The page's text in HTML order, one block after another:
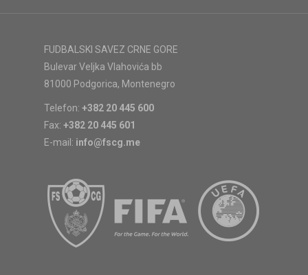
FUDBALSKI SAVEZ CRNE GORE
Bulevar Veljka Vlahovića bb
81000 Podgorica, Montenegro
Telefon: +382 20 445 600
Fax: +382 20 445 601
E-mail: info@fscg.me